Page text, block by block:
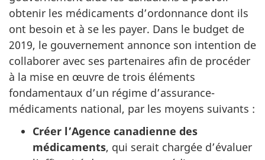
obtenir les médicaments d’ordonnance dont ils
ont besoin et à se les payer. Dans le budget de
2019, le gouvernement annonce son intention de
collaborer avec ses partenaires afin de procéder
à la mise en œuvre de trois éléments
fondamentaux d’un régime d’assurance-
médicaments national, par les moyens suivants :
Créer l’Agence canadienne des
médicaments, qui serait chargée d’évaluer